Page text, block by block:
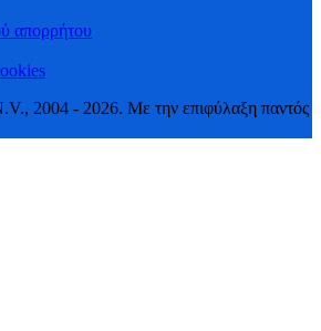
απορρήτου
2004 - 2026. Με την επιφύλαξη παντός